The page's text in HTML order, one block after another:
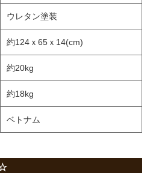
ウレタン塗装
約124ｘ65ｘ14(cm)
約20kg
約18kg
ベトナム